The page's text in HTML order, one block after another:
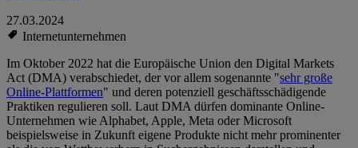
27.03.2024
Internetunternehmen
Im Oktober 2022 hat die Europäische Union den Digital Markets
Act (DMA) verabschiedet, der vor allem sogenannte "sehr große
Online-Plattformen" und deren potenziell geschäftsschädigende
Praktiken regulieren soll. Laut DMA dürfen dominante Online-
Unternehmen wie Alphabet, Apple, Meta oder Microsoft
beispielsweise in Zukunft eigene Produkte nicht mehr prominenter